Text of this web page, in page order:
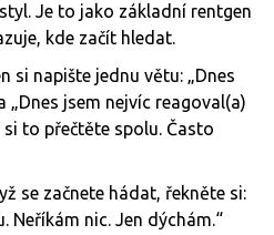
Je to jako základní rentgen
kde začít hledat.
si napište jednu větu: „Dnes
„Dnes jsem nejvíc reagoval(a)
si to přečtěte spolu. Často
se začnete hádat, řekněte si:
Neříkám nic. Jen dýchám.“